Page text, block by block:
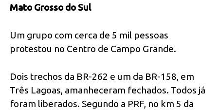
Mato Grosso do Sul
Um grupo com cerca de 5 mil pessoas
protestou no Centro de Campo Grande.
Dois trechos da BR-262 e um da BR-158, em
Três Lagoas, amanheceram fechados. Todos já
foram liberados. Segundo a PRF, no km 5 da